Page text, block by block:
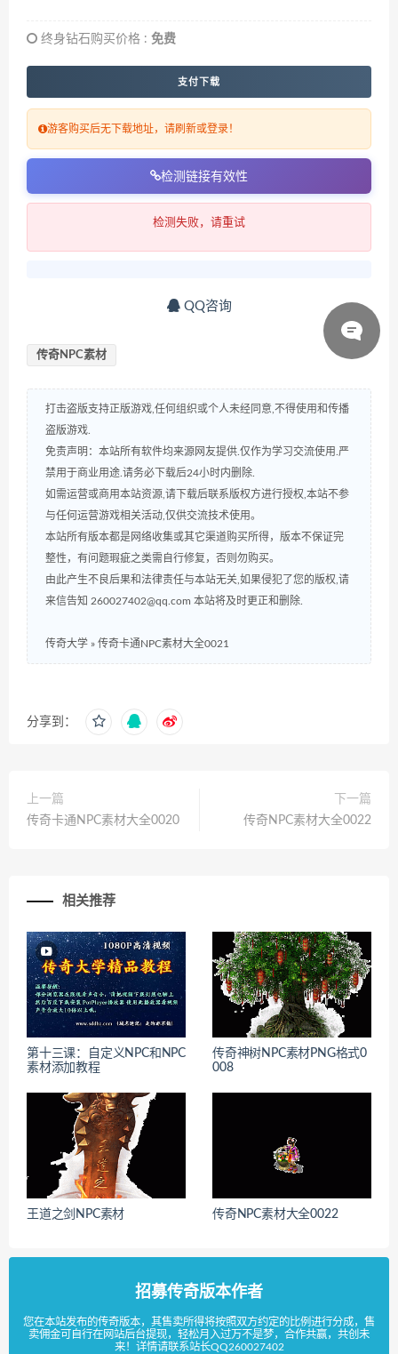
终身钻石购买价格 : 免费
支付下载
游客购买后无下载地址，请刷新或登录！
检测链接有效性
检测失败，请重试
QQ咨询
传奇NPC素材
打击盗版支持正版游戏,任何组织或个人未经同意,不得使用和传播
盗版游戏.
免责声明：本站所有软件均来源网友提供.仅作为学习交流使用.严
禁用于商业用途.请务必下载后24小时内删除.
如需运营或商用本站资源,请下载后联系版权方进行授权,本站不参
与任何运营游戏相关活动,仅供交流技术使用。
本站所有版本都是网络收集或其它渠道购买所得，版本不保证完
整性，有问题瑕疵之类需自行修复，否则勿购买。
由此产生不良后果和法律责任与本站无关,如果侵犯了您的版权,请
来信告知 260027402@qq.com 本站将及时更正和删除.
传奇大学 » 传奇卡通NPC素材大全0021
分享到：
上一篇
传奇卡通NPC素材大全0020
下一篇
传奇NPC素材大全0022
相关推荐
第十三课：自定义NPC和NPC
素材添加教程
传奇神树NPC素材PNG格式0
008
王道之剑NPC素材 传奇NPC素材大全0022
招募传奇版本作者
您在本站发布的传奇版本，其售卖所得将按照双方约定的比例进行分成，售
卖佣金可自行在网站后台提现，轻松月入过万不是梦，合作共赢，共创未
来！详情请联系站长QQ260027402